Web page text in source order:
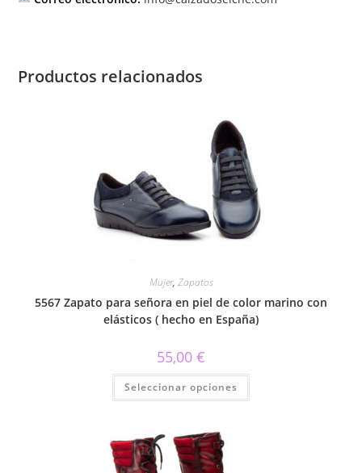
Productos relacionados
Mujer, Zapatos
5567 Zapato para señora en piel de color marino con
elásticos ( hecho en España)
55,00 €
Seleccionar opciones
Este
tiene